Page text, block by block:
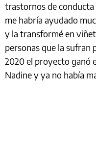
trastornos de conducta
me habría ayudado
y la transformé en
personas que la sufran
2020 el proyecto ganó
Nadine y ya no había